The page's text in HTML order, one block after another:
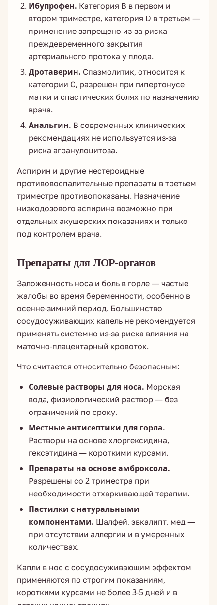
Ибупрофен. Категория В в первом и
втором триместре, категория D в третьем —
применение запрещено из-за риска
преждевременного закрытия
артериального протока у плода.
Дротаверин. Спазмолитик, относится к
категории С, разрешен при гипертонусе
матки и спастических болях по назначению
врача.
Анальгин. В современных клинических
рекомендациях не используется из-за
риска агранулоцитоза.
Аспирин и другие нестероидные
противовоспалительные препараты в третьем
триместре противопоказаны. Назначение
низкодозового аспирина возможно при
отдельных акушерских показаниях и только
под контролем врача.
Препараты для ЛОР-органов
Заложенность носа и боль в горле — частые
жалобы во время беременности, особенно в
осенне-зимний период. Большинство
сосудосуживающих капель не рекомендуется
применять системно из-за риска влияния на
маточно-плацентарный кровоток.
Что считается относительно безопасным:
Солевые растворы для носа. Морская
вода, физиологический раствор — без
ограничений по сроку.
Местные антисептики для горла.
Растворы на основе хлоргексидина,
гексэтидина — короткими курсами.
Препараты на основе амброксола.
Разрешены со 2 триместра при
необходимости отхаркивающей терапии.
Пастилки с натуральными
компонентами. Шалфей, эвкалипт, мед —
при отсутствии аллергии и в умеренных
количествах.
Капли в нос с сосудосуживающим эффектом
применяются по строгим показаниям,
короткими курсами не более 3-5 дней и в